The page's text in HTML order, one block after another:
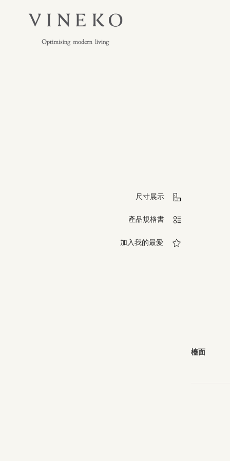
尺寸展示
產品規格書
加入我的最愛
檯面